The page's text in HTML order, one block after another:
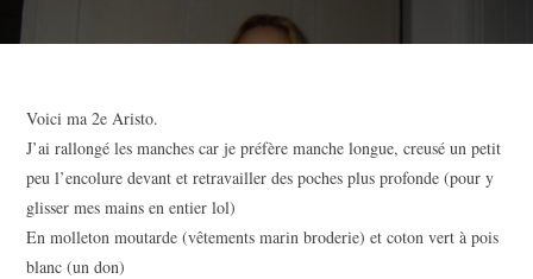
Voici ma 2e Aristo.
J’ai rallongé les manches car je préfère manche longue, creusé un petit
peu l’encolure devant et retravailler des poches plus profonde (pour y
glisser mes mains en entier lol)
En molleton moutarde (vêtements marin broderie) et coton vert à pois
blanc (un don)